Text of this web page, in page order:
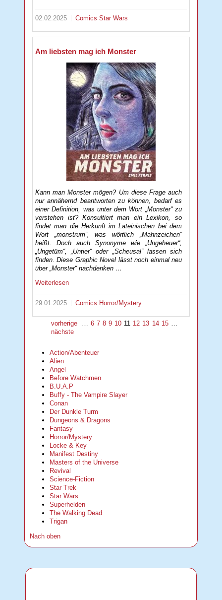
02.02.2025 ComicsStar Wars
Am liebsten mag ich Monster
Kann man Monster mögen? Um diese Frage auch
nur annähernd beantworten zu können, bedarf es
einer Definition, was unter dem Wort „Monster“ zu
verstehen ist? Konsultiert man ein Lexikon, so
findet man die Herkunft im Lateinischen bei dem
Wort „monstrum“, was wörtlich „Mahnzeichen“
heißt. Doch auch Synonyme wie „Ungeheuer“,
„Ungetüm“, „Untier“ oder „Scheusal“ lassen sich
finden. Diese Graphic Novel lässt noch einmal neu
über „Monster“ nachdenken …
Weiterlesen
29.01.2025 Comics Horror/Mystery
vorherige 6 7 8 9 10 11 12 13 14 15
nächste
Action/Abenteuer
Alien
Angel
Before Watchmen
B.U.A.P
Buffy - The Vampire Slayer
Conan
Der Dunkle Turm
Dungeons & Dragons
Fantasy
Horror/Mystery
Locke & Key
Manifest Destiny
Masters of the Universe
Revival
Science-Fiction
Star Trek
Star Wars
Superhelden
The Walking Dead
Trigan
Nach oben